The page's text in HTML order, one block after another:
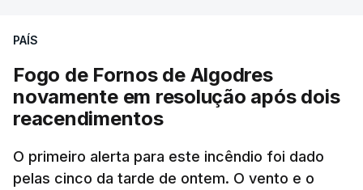
nada disto é incompatível com tratarmos com
crianças", acrescentou.
António José Seguro mostrou dúvidas sobre se é
PAÍS
Fogo de Fornos de Algodres
novamente em resolução após dois
reacendimentos
O primeiro alerta para este incêndio foi dado
pelas cinco da tarde de ontem. O vento e o